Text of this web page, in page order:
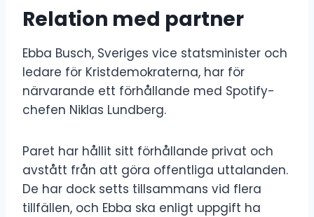
Relation med partner
Ebba Busch, Sveriges vice statsminister och
ledare för Kristdemokraterna, har för
närvarande ett förhållande med Spotify-
chefen Niklas Lundberg.
Paret har hållit sitt förhållande privat och
avstått från att göra offentliga uttalanden.
De har dock setts tillsammans vid flera
tillfällen, och Ebba ska enligt uppgift ha